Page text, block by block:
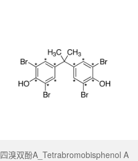
四溴双酚A_Tetrabromobisphenol A